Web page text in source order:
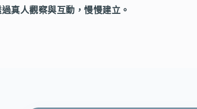
真人觀察與互動，慢慢建立。